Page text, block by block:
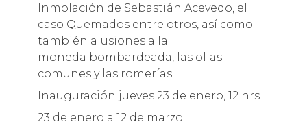
Inmolación de Sebastián Acevedo, el
caso Quemados entre otros, así como
también alusiones a la
moneda bombardeada, las ollas
comunes y las romerías.
Inauguración jueves 23 de enero, 12 hrs
23 de enero a 12 de marzo